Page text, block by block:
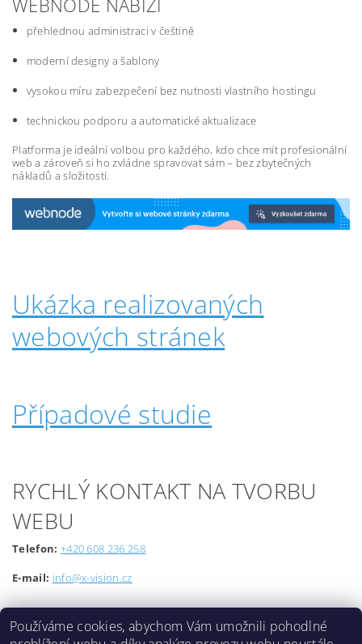
WEBNODE NABÍZÍ
přehlednou administraci v češtině
moderní designy a šablony
vysokou míru zabezpečení bez nutnosti vlastního hostingu
technickou podporu a automatické aktualizace
Platforma je ideální volbou pro každého, kdo chce mít profesionální
web a zároveň si ho zvládne spravovat sám – bez zbytečných
nákladů a složitostí.
Ukázka realizovaných
webových stránek
Případové studie
RYCHLÝ KONTAKT NA TVORBU
WEBU
Telefon: +420 608 236 258
E-mail: info@x-vision.cz
Používáme cookies, abychom Vám umožnili pohodlné